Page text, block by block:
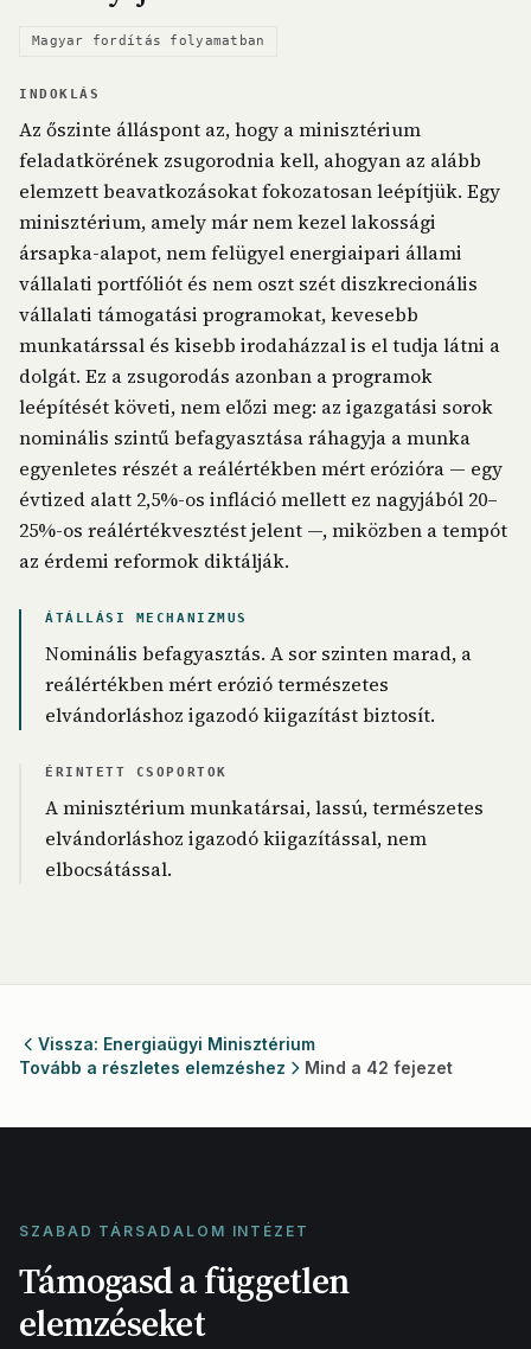
Magyar fordítás folyamatban
INDOKLÁS
Az őszinte álláspont az, hogy a minisztérium
feladatkörének zsugorodnia kell, ahogyan az alább
elemzett beavatkozásokat fokozatosan leépítjük. Egy
minisztérium, amely már nem kezel lakossági
ársapka-alapot, nem felügyel energiaipari állami
vállalati portfóliót és nem oszt szét diszkrecionális
vállalati támogatási programokat, kevesebb
munkatárssal és kisebb irodaházzal is el tudja látni a
dolgát. Ez a zsugorodás azonban a programok
leépítését követi, nem előzi meg: az igazgatási sorok
nominális szintű befagyasztása ráhagyja a munka
egyenletes részét a reálértékben mért erózióra — egy
évtized alatt 2,5%-os infláció mellett ez nagyjából 20–
25%-os reálértékvesztést jelent —, miközben a tempót
az érdemi reformok diktálják.
ÁTÁLLÁSI MECHANIZMUS
Nominális befagyasztás. A sor szinten marad, a
reálértékben mért erózió természetes
elvándorláshoz igazodó kiigazítást biztosít.
ÉRINTETT CSOPORTOK
A minisztérium munkatársai, lassú, természetes
elvándorláshoz igazodó kiigazítással, nem
elbocsátással.
Vissza: Energiaügyi Minisztérium
Tovább a részletes elemzéshez
Mind a 42 fejezet
SZABAD TÁRSADALOM INTÉZET
Támogasd a független
elemzéseket